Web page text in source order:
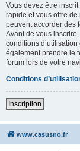
Vous devez être
rapide et vous offre
peuvent accorder des
Avant de vous
conditions
également prendre le
forum lors de votre
Conditions
Inscription
www.casusno.fr